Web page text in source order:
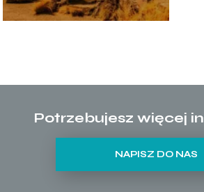
Potrzebujesz więcej
NAPISZ DO NAS